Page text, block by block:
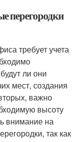
перегородки
требует учета
ли они
мест, создания
важно
высоту
внимание на
так как